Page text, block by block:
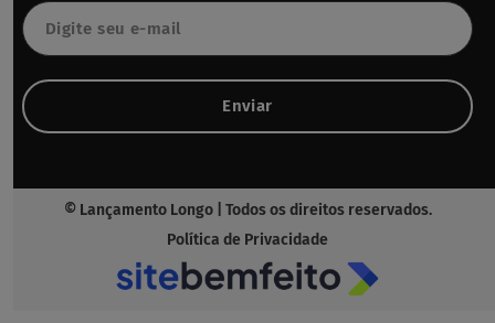
Email
Enviar
© Lançamento Longo | Todos os direitos reservados.
Política de Privacidade